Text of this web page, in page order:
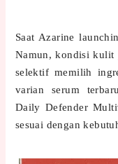
Saat Azarine
Namun, kondisi kulit
selektif memilih
varian serum
Daily Defender
sesuai dengan